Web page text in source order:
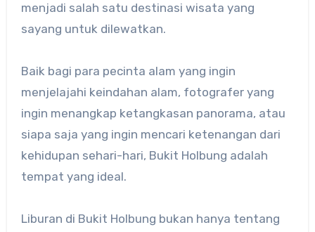
menjadi salah satu destinasi wisata yang
sayang untuk dilewatkan.
Baik bagi para pecinta alam yang ingin
menjelajahi keindahan alam, fotografer yang
ingin menangkap ketangkasan panorama, atau
siapa saja yang ingin mencari ketenangan dari
kehidupan sehari-hari, Bukit Holbung adalah
tempat yang ideal.
Liburan di Bukit Holbung bukan hanya tentang